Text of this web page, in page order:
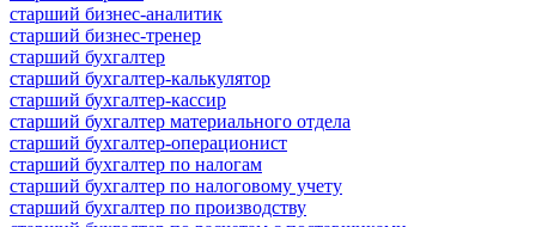
старший бизнес-аналитик
старший бизнес-тренер
старший бухгалтер
старший бухгалтер-калькулятор
старший бухгалтер-кассир
старший бухгалтер материального отдела
старший бухгалтер-операционист
старший бухгалтер по налогам
старший бухгалтер по налоговому учету
старший бухгалтер по производству